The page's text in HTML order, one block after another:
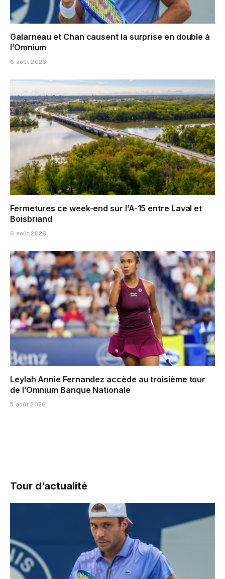
Galarneau et Chan causent la surprise en double à
l’Omnium
6 août 2026
Fermetures ce week-end sur l’A-15 entre Laval et
Boisbriand
6 août 2026
Leylah Annie Fernandez accède au troisième tour
de l’Omnium Banque Nationale
5 août 2026
Tour d’actualité